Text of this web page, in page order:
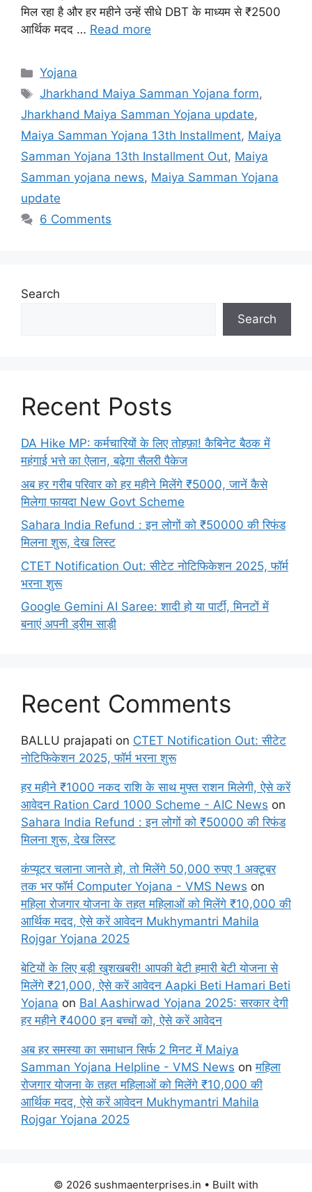
मिल रहा है और हर महीने उन्हें सीधे DBT के माध्यम से ₹2500
आर्थिक मदद … Read more
Categories
Yojana
Tags
Jharkhand Maiya Samman Yojana form,
Jharkhand Maiya Samman Yojana update,
Maiya Samman Yojana 13th Installment, Maiya
Samman Yojana 13th Installment Out, Maiya
Samman yojana news, Maiya Samman Yojana
update
6 Comments
Search
Search
Recent Posts
DA Hike MP: कर्मचारियों के लिए तोहफ़ा! कैबिनेट बैठक में
महंगाई भत्ते का ऐलान, बढ़ेगा सैलरी पैकेज
अब हर गरीब परिवार को हर महीने मिलेंगे ₹5000, जानें कैसे
मिलेगा फायदा New Govt Scheme
Sahara India Refund : इन लोगों को ₹50000 की रिफंड
मिलना शुरू, देख लिस्ट
CTET Notification Out: सीटेट नोटिफिकेशन 2025, फॉर्म
भरना शुरू
Google Gemini AI Saree: शादी हो या पार्टी, मिनटों में
बनाएं अपनी ड्रीम साड़ी
Recent Comments
BALLU prajapati on CTET Notification Out: सीटेट
नोटिफिकेशन 2025, फॉर्म भरना शुरू
हर महीने ₹1000 नकद राशि के साथ मुफ्त राशन मिलेगी, ऐसे करें
आवेदन Ration Card 1000 Scheme - AIC News on
Sahara India Refund : इन लोगों को ₹50000 की रिफंड
मिलना शुरू, देख लिस्ट
कंप्यूटर चलाना जानते हो, तो मिलेंगे 50,000 रुपए 1 अक्टूबर
तक भर फॉर्म Computer Yojana - VMS News on
महिला रोजगार योजना के तहत महिलाओं को मिलेंगे ₹10,000 की
आर्थिक मदद, ऐसे करें आवेदन Mukhymantri Mahila
Rojgar Yojana 2025
बेटियों के लिए बड़ी खुशखबरी! आपकी बेटी हमारी बेटी योजना से
मिलेंगे ₹21,000, ऐसे करें आवेदन Aapki Beti Hamari Beti
Yojana on Bal Aashirwad Yojana 2025: सरकार देगी
हर महीने ₹4000 इन बच्चों को, ऐसे करें आवेदन
अब हर समस्या का समाधान सिर्फ 2 मिनट में Maiya
Samman Yojana Helpline - VMS News onमहिला
रोजगार योजना के तहत महिलाओं को मिलेंगे ₹10,000 की
आर्थिक मदद, ऐसे करें आवेदन Mukhymantri Mahila
Rojgar Yojana 2025
© 2026 sushmaenterprises.in • Built with